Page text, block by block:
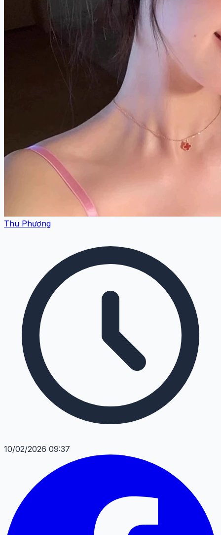
Thu Phương
10/02/2026 09:37